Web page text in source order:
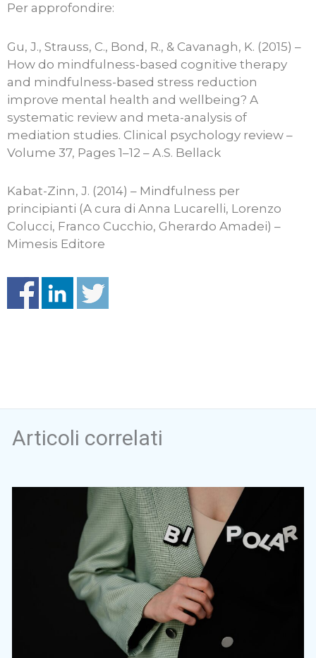
Per approfondire:
Gu, J., Strauss, C., Bond, R., & Cavanagh, K. (2015) –
How do mindfulness-based cognitive therapy
and mindfulness-based stress reduction
improve mental health and wellbeing? A
systematic review and meta-analysis of
mediation studies. Clinical psychology review –
Volume 37, Pages 1–12 – A.S. Bellack
Kabat-Zinn, J. (2014) – Mindfulness per
principianti (A cura di Anna Lucarelli, Lorenzo
Colucci, Franco Cucchio, Gherardo Amadei) –
Mimesis Editore
Articoli correlati